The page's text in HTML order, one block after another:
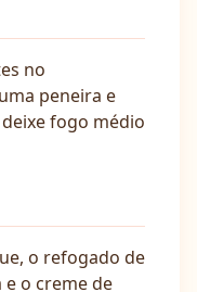
no
peneira e
fogo médio
o refogado de
o creme de